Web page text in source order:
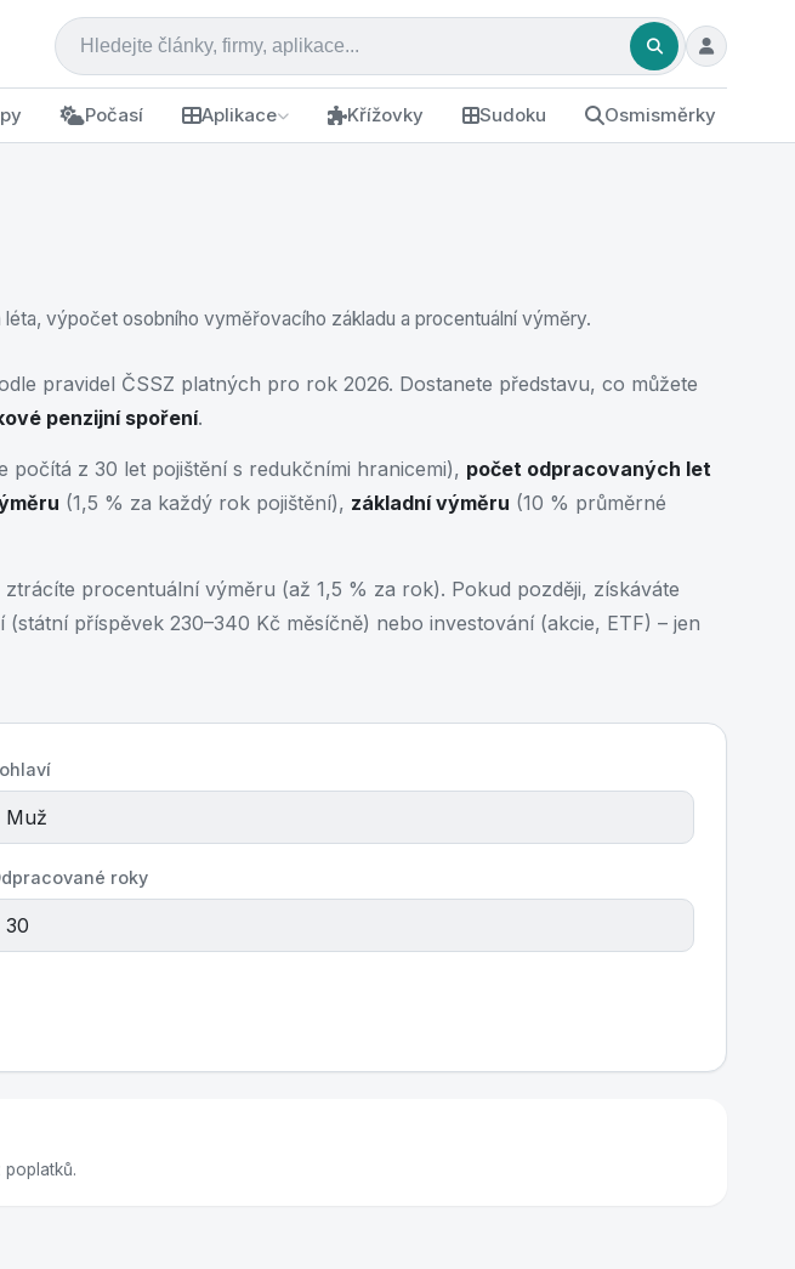
Počasí Aplikace Křížovky Sudoku Osmisměrky
výpočet osobního vyměřovacího základu a procentuální výměry.
pravidel ČSSZ platných pro rok 2026. Dostanete představu, co můžete
penzijní spoření.
počítá z 30 let pojištění s redukčními hranicemi), počet odpracovaných let
(1,5 % za každý rok pojištění), základní výměru (10 % průměrné
procentuální výměru (až 1,5 % za rok). Pokud později, získáváte
příspěvek 230–340 Kč měsíčně) nebo investování (akcie, ETF) – jen
roky
poplatků.